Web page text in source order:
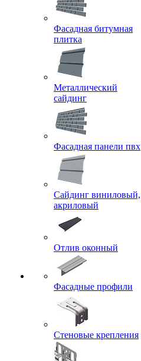
Фасадная битумная
плитка
Металлический
сайдинг
Фасадная панели пвх
Сайдинг виниловый,
акриловый
Отлив оконный
Фасадные профили
Стеновые крепления